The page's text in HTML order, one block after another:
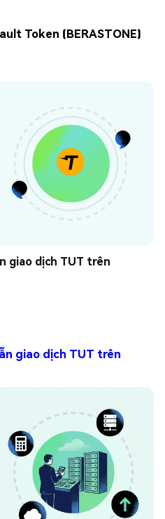
Token (BERASTONE)
giao dịch TUT trên
giao dịch TUT trên